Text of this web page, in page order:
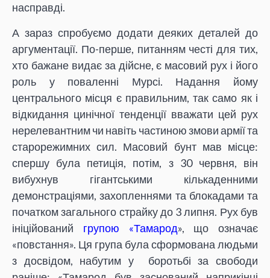
насправді.
А зараз спробуємо додати деяких деталей до
аргументації. По-перше, питанням честі для тих,
хто бажане видає за дійсне, є масовий рух і його
роль у поваленні Мурсі. Надання йому
центрального місця є правильним, так само як і
відкидання цинічної тенденції вважати цей рух
нерелевантним чи навіть частиною змови армії та
старорежимних сил. Масовий бунт мав місце:
спершу була петиція, потім, з 30 червня, він
вибухнув гігантськими кількаденними
демонстраціями, захопленнями та блокадами та
початком загального страйку до 3 липня. Рух був
ініційований групою «Тамарод», що означає
«повстання». Ця група була сформована людьми
з досвідом, набутим у боротьбі за свободи